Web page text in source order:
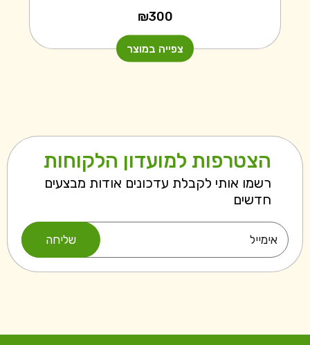
₪300
צפייה במוצר
הצטרפות למועדון הלקוחות
רשמו אותי לקבלת עדכונים אודות מבצעים
חדשים